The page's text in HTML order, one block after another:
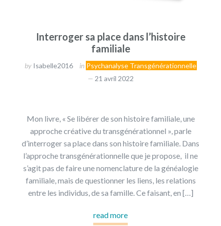
Interroger sa place dans l’histoire
familiale
by Isabelle2016 in Psychanalyse Transgénérationnelle
21 avril 2022
Mon livre, « Se libérer de son histoire familiale, une
approche créative du transgénérationnel », parle
d’interroger sa place dans son histoire familiale. Dans
l’approche transgénérationnelle que je propose, il ne
s’agit pas de faire une nomenclature de la généalogie
familiale, mais de questionner les liens, les relations
entre les individus, de sa famille. Ce faisant, en […]
read more